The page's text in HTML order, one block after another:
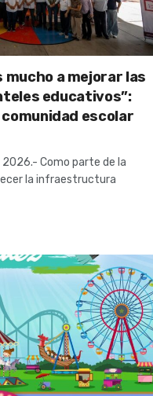
a mejorar las
educativos”:
comunidad escolar
2026.- Como parte de la
la infraestructura